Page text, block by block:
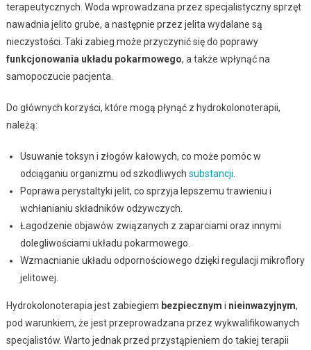
terapeutycznych. Woda wprowadzana przez specjalistyczny sprzęt
nawadnia jelito grube, a następnie przez jelita wydalane są
nieczystości. Taki zabieg może przyczynić się do poprawy
funkcjonowania układu pokarmowego, a także wpłynąć na
samopoczucie pacjenta.
Do głównych korzyści, które mogą płynąć z hydrokolonoterapii,
należą:
Usuwanie toksyn i złogów kałowych, co może pomóc w
odciąganiu organizmu od szkodliwych substancji
Poprawa perystaltyki jelit, co sprzyja lepszemu trawieniu i
wchłanianiu składników odżywczych.
Łagodzenie objawów związanych z zaparciami oraz innymi
dolegliwościami układu pokarmowego.
Wzmacnianie układu odpornościowego dzięki regulacji mikroflory
jelitowej.
Hydrokolonoterapia jest zabiegiem bezpiecznym i nieinwazyjnym,
pod warunkiem, że jest przeprowadzana przez wykwalifikowanych
specjalistów. Warto jednak przed przystąpieniem do takiej terapii